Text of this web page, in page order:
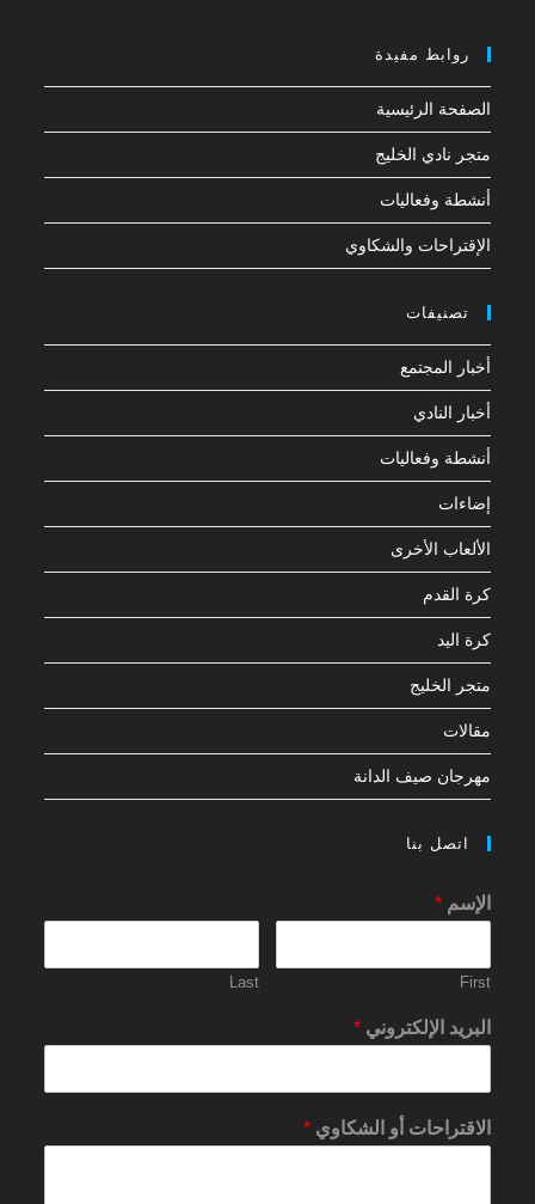
روابط مفيدة
الصفحة الرئيسية
متجر نادي الخليج
أنشطة وفعاليات
الإقتراحات والشكاوي
تصنيفات
أخبار المجتمع
أخبار النادي
أنشطة وفعاليات
إضاءات
الألعاب الأخرى
كرة القدم
كرة اليد
متجر الخليج
مقالات
مهرجان صيف الدانة
اتصل بنا
الإسم*
First
Last
البريد الإلكتروني*
الاقتراحات أو الشكاوي*